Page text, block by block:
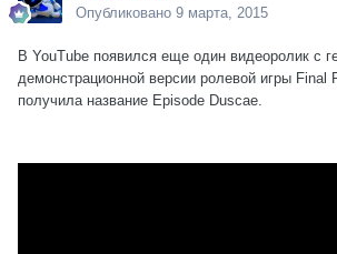
Опубликовано 9 марта, 2015
В YouTube появился еще один видеоролик с
демонстрационной версии ролевой игры Final
получила название Episode Duscae.